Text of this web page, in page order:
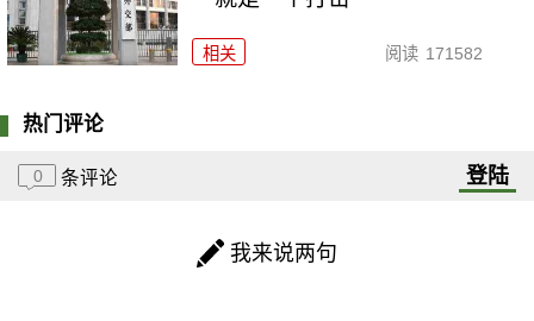
相关 阅读 171582
热门评论
0 条评论 登陆
我来说两句